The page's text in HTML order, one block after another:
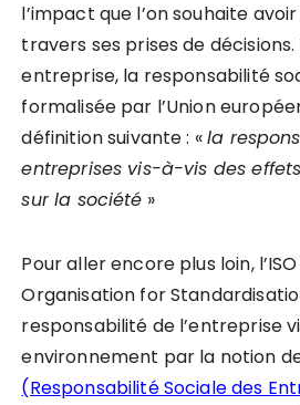
l’impact que l’on souhaite
travers ses prises de décisions.
entreprise, la responsabilité
formalisée par l’Union
définition suivante : «la
entreprises vis-à-vis des
sur la société »
Pour aller encore plus loin,
Organisation for
responsabilité de l’entreprise
environnement par la notion
(Responsabilité Sociale des